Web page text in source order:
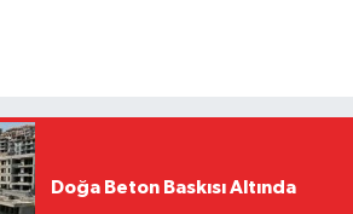
Doğa Beton Baskısı Altında